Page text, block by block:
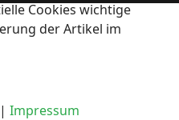
Cookies wichtige
der Artikel im
| Impressum